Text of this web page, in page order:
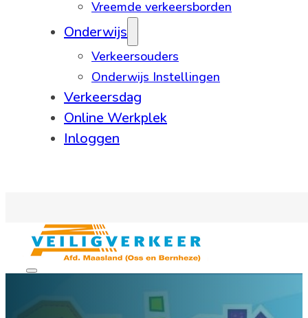
Vreemde verkeersborden
Onderwijs
Verkeersouders
Onderwijs Instellingen
Verkeersdag
Online Werkplek
Inloggen